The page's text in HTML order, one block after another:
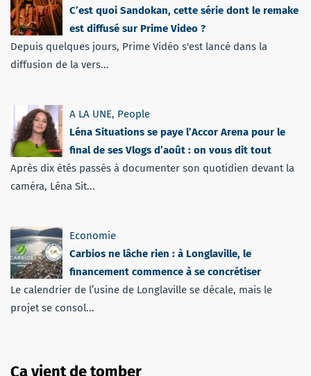
C’est quoi Sandokan, cette série dont le remake
est diffusé sur Prime Video ?
Depuis quelques jours, Prime Vidéo s'est lancé dans la
diffusion de la vers...
A LA UNE, People
Léna Situations se paye l’Accor Arena pour le
final de ses Vlogs d’août : on vous dit tout
Après dix étés passés à documenter son quotidien devant la
caméra, Léna Sit...
Economie
Carbios ne lâche rien : à Longlaville, le
financement commence à se concrétiser
Le calendrier de l’usine de Longlaville se décale, mais le
projet se consol...
Ça vient de tomber